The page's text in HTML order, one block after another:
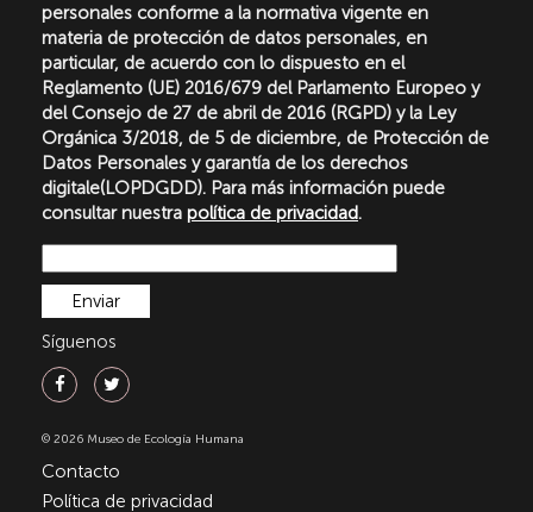
personales conforme a la normativa vigente en
materia de protección de datos personales, en
particular, de acuerdo con lo dispuesto en el
Reglamento (UE) 2016/679 del Parlamento Europeo y
del Consejo de 27 de abril de 2016 (RGPD) y la Ley
Orgánica 3/2018, de 5 de diciembre, de Protección de
Datos Personales y garantía de los derechos
digitale(LOPDGDD). Para más información puede
consultar nuestra política de privacidad.
Síguenos
© 2026 Museo de Ecología Humana
Contacto
Política de privacidad